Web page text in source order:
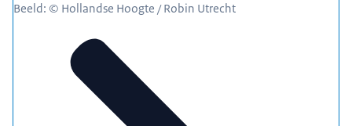
Beeld: © Hollandse Hoogte / Robin Utrecht